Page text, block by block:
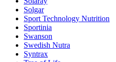
Solgar
Sport Technology Nutrition
Sportinia
Swanson
Swedish Nutra
Syntrax